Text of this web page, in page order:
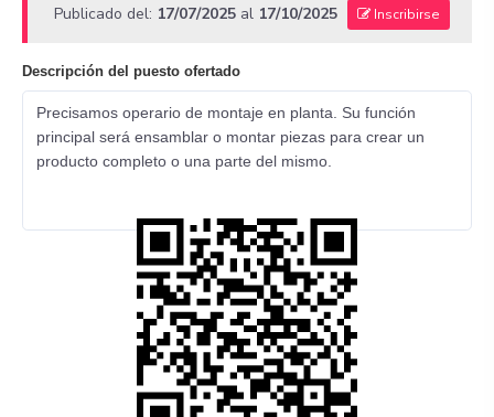
Publicado del: 17/07/2025 al 17/10/2025 Inscribirse
Descripción del puesto ofertado
Precisamos operario de montaje en planta. Su función
principal será ensamblar o montar piezas para crear un
producto completo o una parte del mismo.